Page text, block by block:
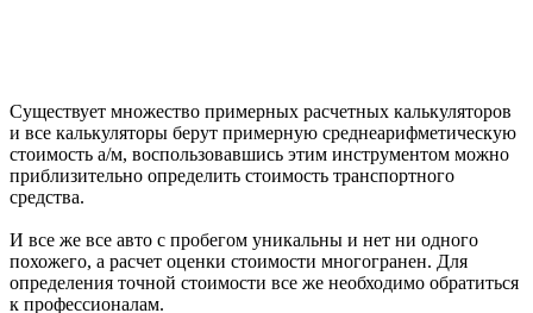
Существует множество примерных расчетных калькуляторов
и все калькуляторы берут примерную среднеарифметическую
стоимость а/м, воспользовавшись этим инструментом можно
приблизительно определить стоимость транспортного
средства.
И все же все авто с пробегом уникальны и нет ни одного
похожего, а расчет оценки стоимости многогранен. Для
определения точной стоимости все же необходимо обратиться
к профессионалам.